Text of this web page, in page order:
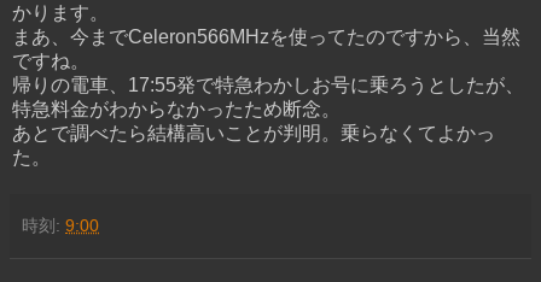
かります。
まあ、今までCeleron566MHzを使ってたのですから、当然
ですね。
帰りの電車、17:55発で特急わかしお号に乗ろうとしたが、
特急料金がわからなかったため断念。
あとで調べたら結構高いことが判明。乗らなくてよかっ
た。
時刻: 9:00